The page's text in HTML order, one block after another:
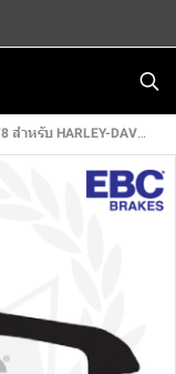
หรับ HARLEY-DAVIDSON